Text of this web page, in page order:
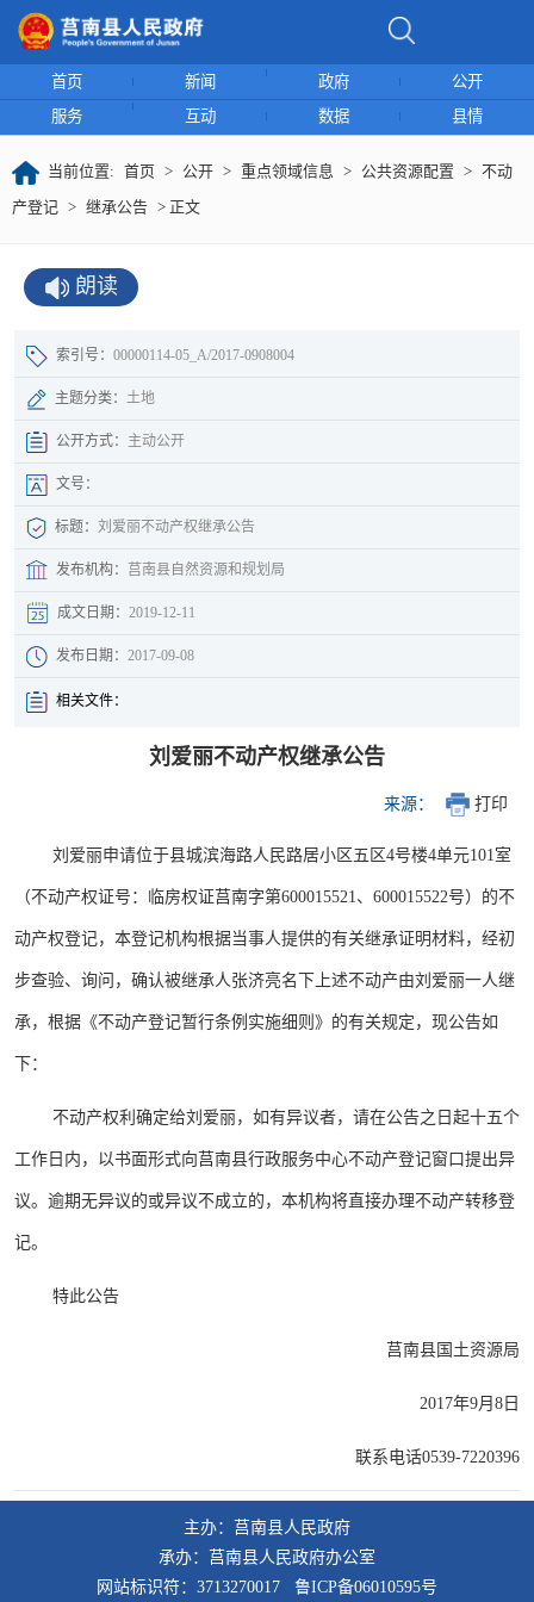
首页 新闻 政府
公开
服务
互动 数据 县情
当前位置: 首页 > 公开 > 重点领域信息 > 公共资源配置 > 不动
产登记 > 继承公告 > 正文
朗读
索引号： 00000114-05_A/2017-0908004
主题分类： 土地
公开方式： 主动公开
文号：
标题： 刘爱丽不动产权继承公告
发布机构： 莒南县自然资源和规划局
成文日期： 2019-12-11
发布日期： 2017-09-08
相关文件：
刘爱丽不动产权继承公告
来源： 打印
刘爱丽申请位于县城滨海路人民路居小区五区4号楼4单元101室
（不动产权证号：临房权证莒南字第600015521、600015522号）的不
动产权登记，本登记机构根据当事人提供的有关继承证明材料，经初
步查验、询问，确认被继承人张济亮名下上述不动产由刘爱丽一人继
承，根据《不动产登记暂行条例实施细则》的有关规定，现公告如
下：
不动产权利确定给刘爱丽，如有异议者，请在公告之日起十五个
工作日内，以书面形式向莒南县行政服务中心不动产登记窗口提出异
议。逾期无异议的或异议不成立的，本机构将直接办理不动产转移登
记。
特此公告
莒南县国土资源局
2017年9月8日
联系电话0539-7220396
主办：莒南县人民政府
承办：莒南县人民政府办公室
网站标识符：3713270017 鲁ICP备06010595号